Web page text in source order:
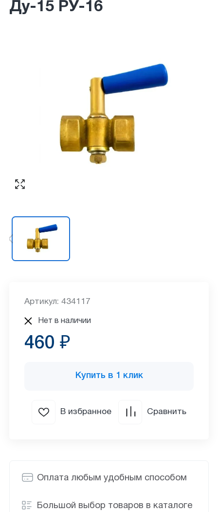
Ду-15 РУ-16
Оплата любым удобным способом
Большой выбор товаров в каталоге
Артикул: 434117
Нет в наличии
460 ₽
Купить в 1 клик
В избранное Сравнить
Согласен с обработкой персональных
ПЕРЕЗВОНИТЕ МНЕ
Согласен с обработкой персональных
конфиденциальности
КУПИТЬ